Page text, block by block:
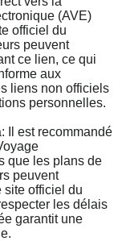
(AVE)
officiel du
peuvent
ce lien, ce qui
aux
liens non officiels
personnelles.
Il est recommandé
que les plans de
peuvent
site officiel du
les délais
garantit une